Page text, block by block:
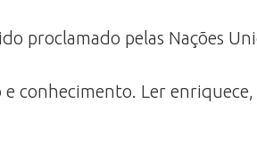
proclamado pelas Nações
conhecimento. Ler enriquece,